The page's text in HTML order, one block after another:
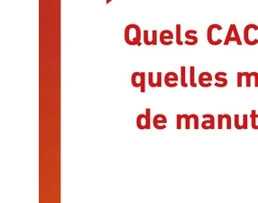
Chariot Télescopique Bâtiment 12 - 14m
Chariot Télescopique Bâtiment 16-18m